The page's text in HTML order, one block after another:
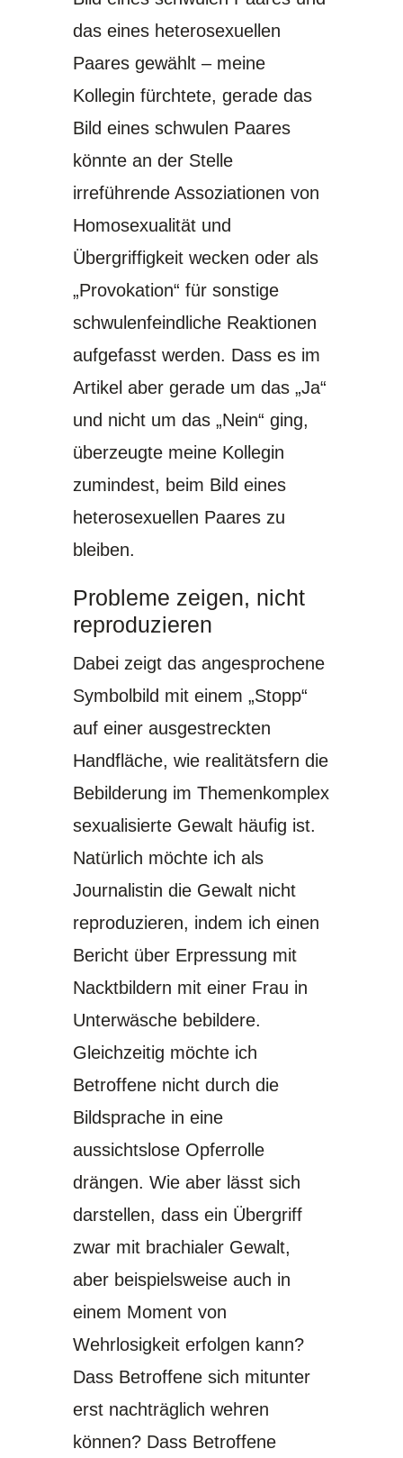
das eines heterosexuellen
Paares gewählt – meine
Kollegin fürchtete, gerade das
Bild eines schwulen Paares
könnte an der Stelle
irreführende Assoziationen von
Homosexualität und
Übergriffigkeit wecken oder als
„Provokation“ für sonstige
schwulenfeindliche Reaktionen
aufgefasst werden. Dass es im
Artikel aber gerade um das „Ja“
und nicht um das „Nein“ ging,
überzeugte meine Kollegin
zumindest, beim Bild eines
heterosexuellen Paares zu
bleiben.
Probleme zeigen, nicht
reproduzieren
Dabei zeigt das angesprochene
Symbolbild mit einem „Stopp“
auf einer ausgestreckten
Handfläche, wie realitätsfern die
Bebilderung im Themenkomplex
sexualisierte Gewalt häufig ist.
Natürlich möchte ich als
Journalistin die Gewalt nicht
reproduzieren, indem ich einen
Bericht über Erpressung mit
Nacktbildern mit einer Frau in
Unterwäsche bebildere.
Gleichzeitig möchte ich
Betroffene nicht durch die
Bildsprache in eine
aussichtslose Opferrolle
drängen. Wie aber lässt sich
darstellen, dass ein Übergriff
zwar mit brachialer Gewalt,
aber beispielsweise auch in
einem Moment von
Wehrlosigkeit erfolgen kann?
Dass Betroffene sich mitunter
erst nachträglich wehren
können? Dass Betroffene